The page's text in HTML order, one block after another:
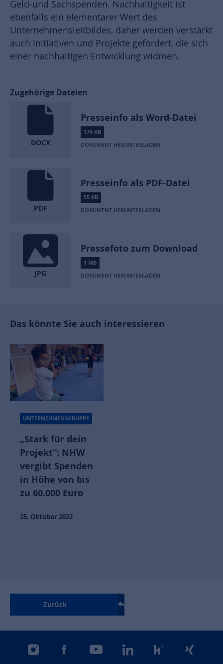
Geld-und Sachspenden. Nachhaltigkeit ist
ebenfalls ein elementarer Wert des
Unternehmensleitbildes, daher werden verstärkt
auch Initiativen und Projekte gefördert, die sich
einer nachhaltigen Entwicklung widmen.
Zugehörige Dateien
DOCX
Presseinfo als Word-Datei
176 KB
DOKUMENT HERUNTERLADEN
PDF
Presseinfo als PDF-Datei
55 KB
DOKUMENT HERUNTERLADEN
JPG
Pressefoto zum Download
1 MB
DOKUMENT HERUNTERLADEN
Das könnte Sie auch interessieren
UNTERNEHMENSGRUPPE
„Stark für dein
Projekt“: NHW
vergibt Spenden
in Höhe von bis
zu 60.000 Euro
25. Oktober 2022
Zurück
instagramfacebookyoutubelinkedinkununuxing